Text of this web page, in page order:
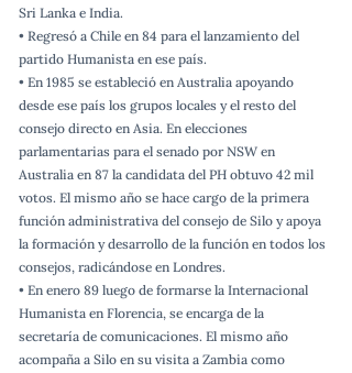
Sri Lanka e India.
• Regresó a Chile en 84 para el lanzamiento del
partido Humanista en ese país.
• En 1985 se estableció en Australia apoyando
desde ese país los grupos locales y el resto del
consejo directo en Asia. En elecciones
parlamentarias para el senado por NSW en
Australia en 87 la candidata del PH obtuvo 42 mil
votos. El mismo año se hace cargo de la primera
función administrativa del consejo de Silo y apoya
la formación y desarrollo de la función en todos los
consejos, radicándose en Londres.
• En enero 89 luego de formarse la Internacional
Humanista en Florencia, se encarga de la
secretaría de comunicaciones. El mismo año
acompaña a Silo en su visita a Zambia como